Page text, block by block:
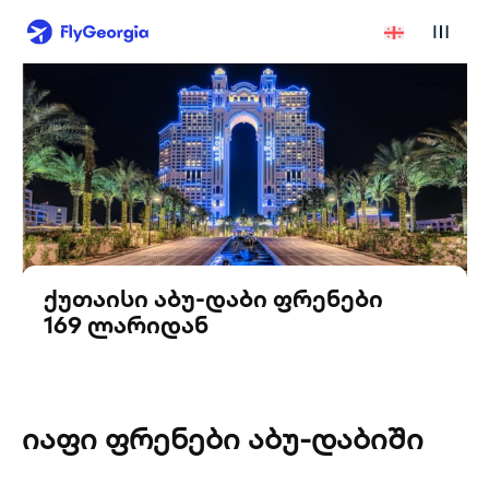
ქუთაისი აბუ-დაბი ფრენები
169 ლარიდან
იაფი ფრენები აბუ-დაბიში